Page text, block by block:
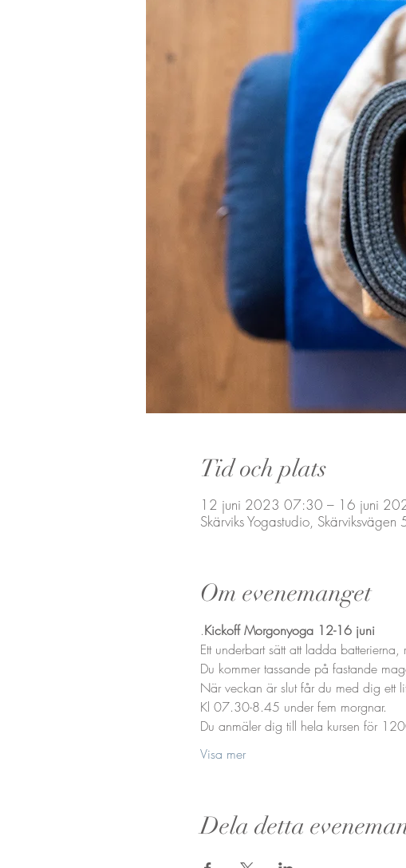
Tid och plats
12 juni 2023 07:30 – 16 juni
Skärviks Yogastudio,
Om evenemanget
.Kickoff Morgonyoga 12-16 juni
Ett underbart sätt att ladda
Du kommer tassande på fastande
När veckan är slut får du med dig ett
Kl 07.30-8.45 under fem morgnar.
Du anmäler dig till hela kursen för
Visa mer
Dela detta